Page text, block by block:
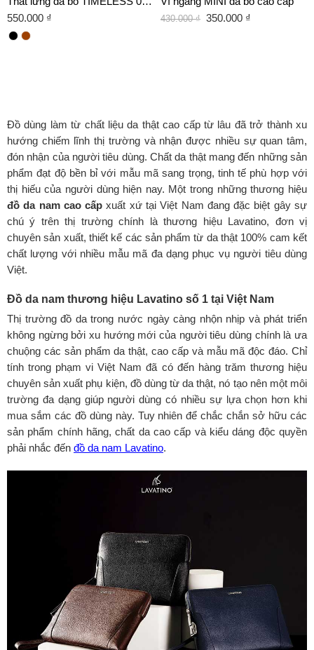
550.000 ₫ 430.000₫ 350.000 ₫
Đồ dùng làm từ chất liệu da thật cao cấp từ lâu đã trở thành xu
hướng chiếm lĩnh thị trường và nhận được nhiều sự quan tâm,
đón nhận của người tiêu dùng. Chất da thật mang đến những sản
phẩm đạt độ bền bỉ với mẫu mã sang trọng, tinh tế phù hợp với
thị hiếu của người dùng hiện nay. Một trong những thương hiệu
đồ da nam cao cấpxuất xứ tại Việt Nam đang đặc biệt gây sự
chú ý trên thị trường chính là thương hiệu Lavatino, đơn vị
chuyên sản xuất, thiết kế các sản phẩm từ da thật 100% cam kết
chất lượng với nhiều mẫu mã đa dạng phục vụ người tiêu dùng
Việt.
Đồ da nam thương hiệu Lavatino số 1 tại Việt Nam
Thị trường đồ da trong nước ngày càng nhộn nhịp và phát triển
không ngừng bởi xu hướng mới của người tiêu dùng chính là ưa
chuộng các sản phẩm da thật, cao cấp và mẫu mã độc đáo. Chỉ
tính trong phạm vi Việt Nam đã có đến hàng trăm thương hiệu
chuyên sản xuất phụ kiện, đồ dùng từ da thật, nó tạo nên một môi
trường đa dạng giúp người dùng có nhiều sự lựa chọn hơn khi
mua sắm các đồ dùng này. Tuy nhiên để chắc chắn sở hữu các
sản phẩm chính hãng, chất da cao cấp và kiểu dáng độc quyền
phải nhắc đến đồ da nam Lavatino.